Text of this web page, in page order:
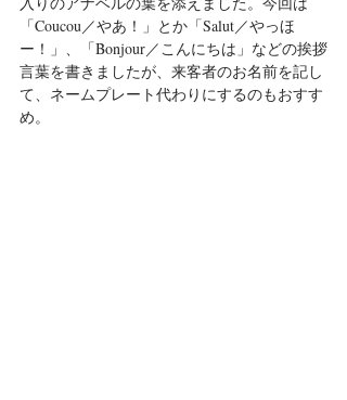
「Coucou／やあ！」とか「Salut／やっほ
ー！」、「Bonjour／こんにちは」などの挨拶
言葉を書きましたが、来客者のお名前を記し
て、ネームプレート代わりにするのもおすす
め。